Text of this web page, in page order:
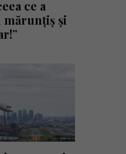
ce a
mărunțiș și